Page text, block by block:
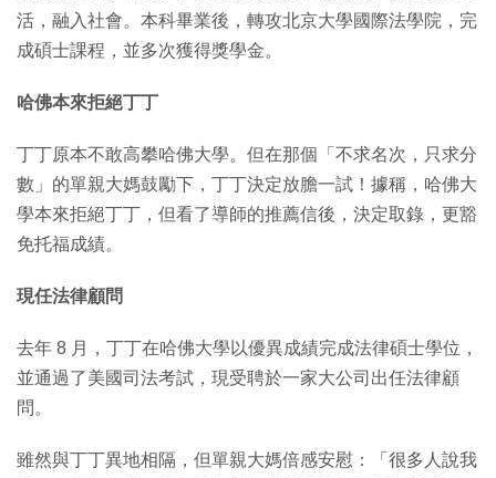
活，融入社會。本科畢業後，轉攻北京大學國際法學院，完
成碩士課程，並多次獲得獎學金。
哈佛本來拒絕丁丁
丁丁原本不敢高攀哈佛大學。但在那個「不求名次，只求分
數」的單親大媽鼓勵下，丁丁決定放膽一試！據稱，哈佛大
學本來拒絕丁丁，但看了導師的推薦信後，決定取錄，更豁
免托福成績。
現任法律顧問
去年 8 月，丁丁在哈佛大學以優異成績完成法律碩士學位，
並通過了美國司法考試，現受聘於一家大公司出任法律顧
問。
雖然與丁丁異地相隔，但單親大媽倍感安慰：「很多人說我